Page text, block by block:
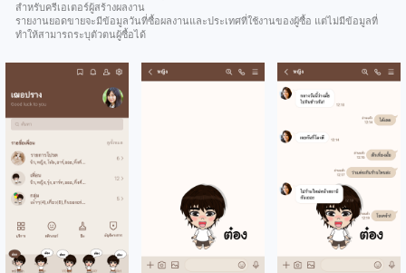
สำหรับครีเอเตอร์ผู้สร้างผลงาน
รายงานยอดขายจะมีข้อมูลวันที่ซื้อผลงานและประเทศที่ใช้งานของผู้ซื้อ แต่ไม่มีข้อมูลที่
ทำให้สามารถระบุตัวตนผู้ซื้อได้